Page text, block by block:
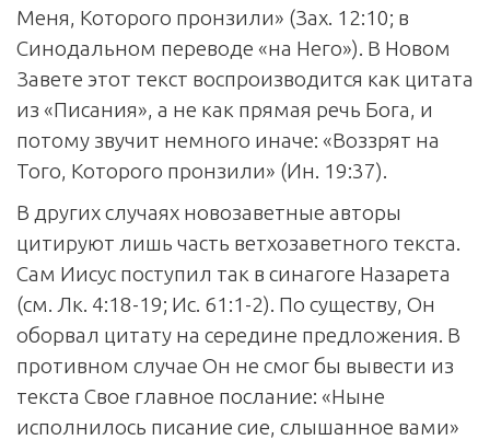
Меня, Которого пронзили» (Зах. 12:10; в
Синодальном переводе «на Него»). В Новом
Завете этот текст воспроизводится как цитата
из «Писания», а не как прямая речь Бога, и
потому звучит немного иначе: «Воззрят на
Того, Которого пронзили» (Ин. 19:37).
В других случаях новозаветные авторы
цитируют лишь часть ветхозаветного текста.
Сам Иисус поступил так в синагоге Назарета
(см. Лк. 4:18-19; Ис. 61:1-2). По существу, Он
оборвал цитату на середине предложения. В
противном случае Он не смог бы вывести из
текста Свое главное послание: «Ныне
исполнилось писание сие, слышанное вами»